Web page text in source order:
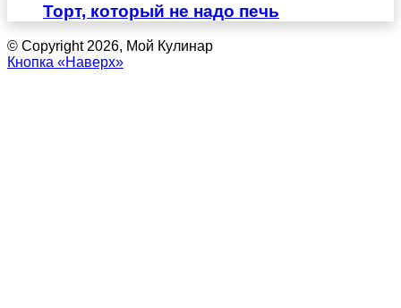
Торт, который не надо печь
© Copyright 2026, Мой Кулинар
Кнопка «Наверх»